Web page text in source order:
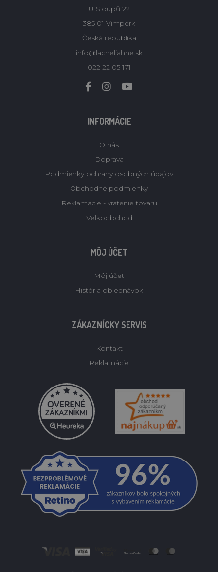
U Sloupů 22
385 01 Vimperk
Česká republika
info@lacneliahne.sk
022 22 05 171
INFORMÁCIE
O nás
Doprava
Podmienky ochrany osobných údajov
Obchodné podmienky
Reklamacie - vratenie tovaru
Velkoobchod
MÔJ ÚČET
Môj účet
História objednávok
ZÁKAZNÍCKY SERVIS
Kontakt
Reklamácie